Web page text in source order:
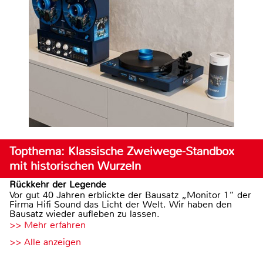
Topthema: Klassische Zweiwege-Standbox
mit historischen Wurzeln
Rückkehr der Legende
Vor gut 40 Jahren erblickte der Bausatz „Monitor 1“ der
Firma Hifi Sound das Licht der Welt. Wir haben den
Bausatz wieder aufleben zu lassen.
>> Mehr erfahren
>> Alle anzeigen